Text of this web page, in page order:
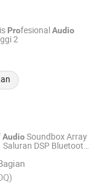
ProfesionalAudio
2
2023
AudioSoundbox Array
DSP Bluetooth
2018